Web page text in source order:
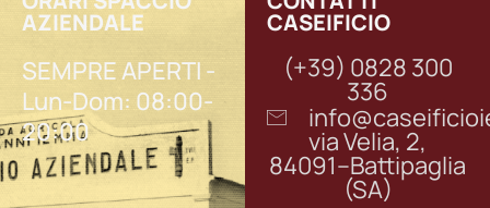
SEMPRE APERTI -
Lun-Dom: 08:00-
20:00
AZIENDALE
(+39) 0828 300
336
via Velia, 2,
84091–Battipaglia
(SA)
CASEIFICIO